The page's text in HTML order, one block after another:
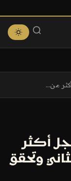
من...
أكثر
وتحقق